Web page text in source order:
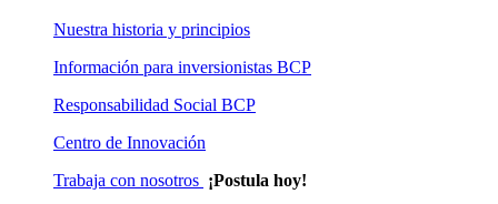
Nuestra historia y principios
Información para inversionistas BCP
Responsabilidad Social BCP
Centro de Innovación
Trabaja con nosotros ¡Postula hoy!